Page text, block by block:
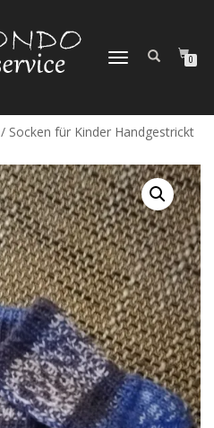
NAVIGATION
0
/ Socken für Kinder Handgestrickt